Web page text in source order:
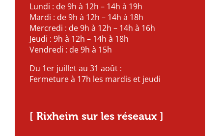
Lundi : de 9h à 12h – 14h à 19h
Mardi : de 9h à 12h – 14h à 18h
Mercredi : de 9h à 12h – 14h à 16h
Jeudi : 9h à 12h – 14h à 18h
Vendredi : de 9h à 15h
Du 1er juillet au 31 août :
Fermeture à 17h les mardis et jeudi
[ Rixheim sur les réseaux ]